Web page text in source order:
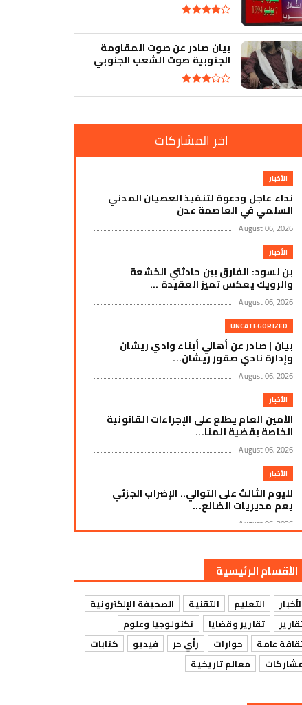
بيان صادر عن صوت المقاومة
الجنوبية صوت الشعب الجنوبي
اخر المشاركات
الأخبار
نداء عاجل ودعوة لتنفيذ العصيان المدني
السلمي في العاصمة عدن
August 06, 2026
الأخبار
بن لسود: الفارق بين حادثتي الخشعة
والرويك يعكس تميز العقيدة ...
August 06, 2026
UNCATEGORIZED
بيان | صادر عن أهالي أبناء وادي ريشان
وإدارة نادي صقور ريشان...
August 06, 2026
الأخبار
الأمين العام يطلع على الإجراءات القانونية
الخاصة بقضية المنا...
August 06, 2026
الأخبار
لليوم الثالث على التوالي.. الإضراب الجزئي
يعم مديريات الضالع...
August 06, 2026
زنجبار: استمرار العصيان المدني لليوم الثالث
على التوالي وسط ...
August 06, 2026
الأخبار
إضراب جزئي يشل حركة التجارة في سوق
الرباط بمديرية يافع رصد ا...
August 06, 2026
الأقسام الرئيسية
التعليم التقنية
الصحيفة الإلكترونية
تقارير وقضايا
تكنولوجيا وعلوم
عامة
حوارات رأي حر فيديو
كتابات
معالم تاريخية